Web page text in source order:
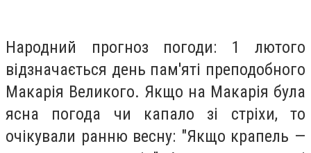
Народний прогноз погоди: 1 лютого
відзначається день пам'яті преподобного
Макарія Великого. Якщо на Макарія була
ясна погода чи капало зі стріхи, то
очікували ранню весну: "Якщо крапель —